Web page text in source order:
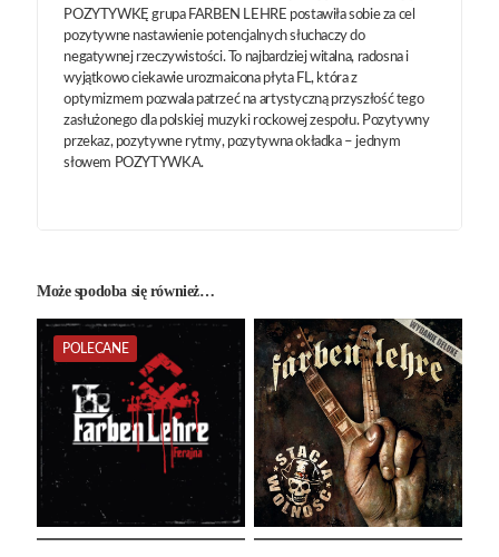
POZYTYWKĘ grupa FARBEN LEHRE postawiła sobie za cel
pozytywne nastawienie potencjalnych słuchaczy do
negatywnej rzeczywistości. To najbardziej witalna, radosna i
wyjątkowo ciekawie urozmaicona płyta FL, która z
optymizmem pozwala patrzeć na artystyczną przyszłość tego
zasłużonego dla polskiej muzyki rockowej zespołu. Pozytywny
przekaz, pozytywne rytmy, pozytywna okładka – jednym
słowem POZYTYWKA.
Może spodoba się również…
POLECANE